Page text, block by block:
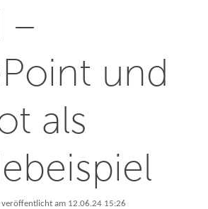
–
und
als
veröffentlicht am 12.06.24 15:26